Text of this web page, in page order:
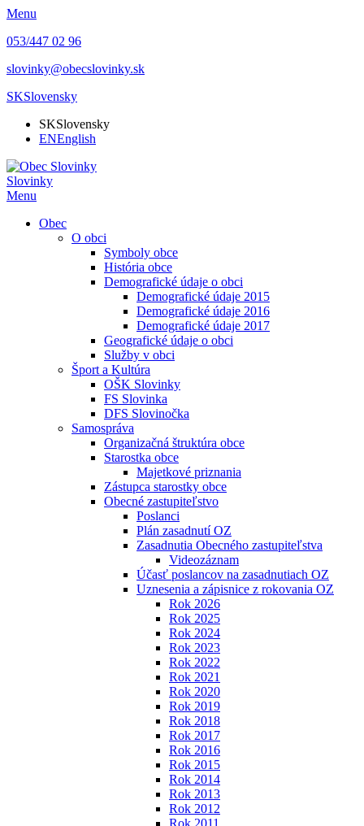
Menu
053/447 02 96
slovinky@obecslovinky.sk
SKSlovensky
SKSlovensky
ENEnglish
Slovinky
Menu
Obec
O obci
Symboly obce
História obce
Demografické údaje o obci
Demografické údaje 2015
Demografické údaje 2016
Demografické údaje 2017
Geografické údaje o obci
Služby v obci
Šport a Kultúra
OŠK Slovinky
FS Slovinka
DFS Slovinočka
Samospráva
Organizačná štruktúra obce
Starostka obce
Majetkové priznania
Zástupca starostky obce
Obecné zastupiteľstvo
Poslanci
Plán zasadnutí OZ
Zasadnutia Obecného zastupiteľstva
Videozáznam
Účasť poslancov na zasadnutiach OZ
Uznesenia a zápisnice z rokovania OZ
Rok 2026
Rok 2025
Rok 2024
Rok 2023
Rok 2022
Rok 2021
Rok 2020
Rok 2019
Rok 2018
Rok 2017
Rok 2016
Rok 2015
Rok 2014
Rok 2013
Rok 2012
Rok 2011